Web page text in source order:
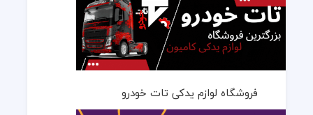
فروشگاه لوازم یدکی تات خودرو